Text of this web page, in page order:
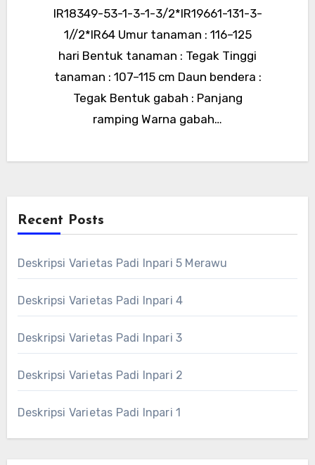
IR18349-53-1-3-1-3/2*IR19661-131-3-
1//2*IR64 Umur tanaman : 116–125
hari Bentuk tanaman : Tegak Tinggi
tanaman : 107–115 cm Daun bendera :
Tegak Bentuk gabah : Panjang
ramping Warna gabah…
Recent Posts
Deskripsi Varietas Padi Inpari 5 Merawu
Deskripsi Varietas Padi Inpari 4
Deskripsi Varietas Padi Inpari 3
Deskripsi Varietas Padi Inpari 2
Deskripsi Varietas Padi Inpari 1